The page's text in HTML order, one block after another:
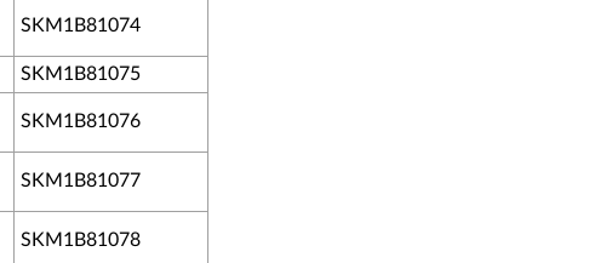
SKM1B81074
SKM1B81075
SKM1B81076
SKM1B81077
SKM1B81078